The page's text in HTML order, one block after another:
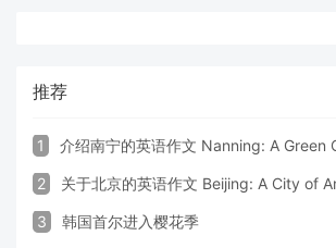
推荐
1 介绍南宁的英语作文 Nanning: A
2 关于北京的英语作文 Beijing: A City of
3 韩国首尔进入樱花季